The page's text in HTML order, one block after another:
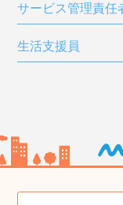
サービス管理責任
生活支援員